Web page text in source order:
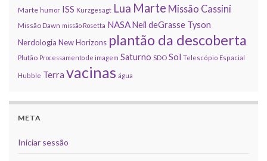
Marte humor ISS Kurzgesagt Lua Marte Missão Cassini
Missão Dawn missão Rosetta NASANeil deGrasse Tyson
Nerdologia New Horizons plantão da descoberta
Plutão Processamento de imagem Saturno SDO Sol Telescópio Espacial
Hubble Terra vacinas água
META
Iniciar sessão